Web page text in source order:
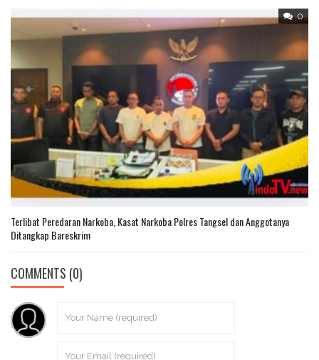
0
Terlibat Peredaran Narkoba, Kasat Narkoba Polres Tangsel dan Anggotanya
Ditangkap Bareskrim
COMMENTS (0)